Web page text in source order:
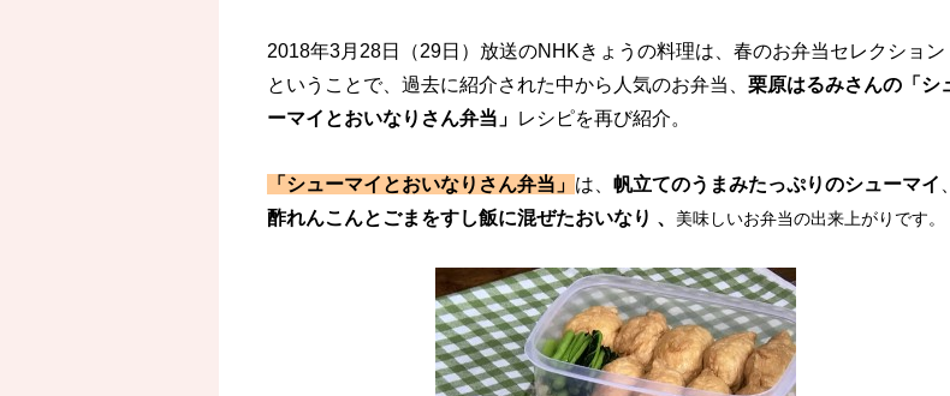
2018年3月28日（29日）放送のNHKきょうの料理は、春のお弁当セレクション
ということで、過去に紹介された中から人気のお弁当、 栗原はるみさんの「シ
ーマイとおいなりさん弁当」 レシピを再び紹介。
「シューマイとおいなりさん弁当」 は、 帆立てのうまみたっぷりのシューマイ
酢れんこんとごまをすし飯に混ぜたおいなり 、 美味しいお弁当の出来上がりです。